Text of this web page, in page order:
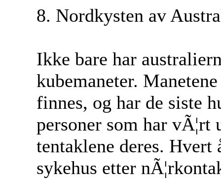
8. Nordkysten av
Ikke bare har
kubemaneter.
finnes, og har de siste
personer som har
tentaklene deres. Hvert
sykehus etter